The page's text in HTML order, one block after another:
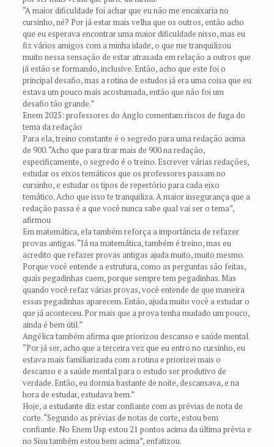
“A maior dificuldade foi achar que eu não me encaixaria no
cursinho, né? Por já estar mais velha que os outros, então acho
que eu esperava encontrar uma maior dificuldade nisso, mas eu
fiz vários amigos com a minha idade, o que me tranquilizou
muito nessa sensação de estar atrasada em relação a outros que
já estão se formando, inclusive. Então, acho que este foi o
principal desafio, mas a rotina de estudos já era uma coisa que eu
estava um pouco mais acostumada, então que não foi um
desafio tão grande.”
Enem 2025: professores do Anglo comentam riscos de fuga do
tema da redação
Para ela, treino constante é o segredo para uma redação acima
de 900. “Acho que para tirar mais de 900 na redação,
especificamente, o segredo é o treino. Escrever várias redações,
estudar os eixos temáticos que os professores passam no
cursinho, e estudar os tipos de repertório para cada eixo
temático. Acho que isso te tranquiliza. A maior insegurança que a
redação passa é a que você nunca sabe qual vai ser o tema”,
afirmou
Em matemática, ela também reforça a importância de refazer
provas antigas. “Já na matemática, também é treino, mas eu
acredito que refazer provas antigas ajuda muito, muito mesmo.
Porque você entende a estrutura, como as perguntas são feitas,
quais pegadinhas caem, porque sempre tem pegadinhas. Mas
quando você refaz várias provas, você entende de que maneira
essas pegadinhas aparecem. Então, ajuda muito você a estudar o
que já aconteceu. Por mais que a prova tenha mudado um pouco,
ainda é bem útil.”
Angélica também afirma que priorizou descanso e saúde mental.
“Por já ser, acho que a terceira vez que eu entro no cursinho, eu
estava mais familiarizada com a rotina e priorizei mais o
descanso e a saúde mental para o estudo ser produtivo de
verdade. Então, eu dormia bastante de noite, descansava, e na
hora de estudar, estudava bem.”
Hoje, a estudante diz estar confiante com as prévias de nota de
corte. “Segundo as prévias de notas de corte, estou bem
confiante. No Enem Usp estou 21 pontos acima da última prévia e
no Sisu também estou bem acima”, enfatizou.